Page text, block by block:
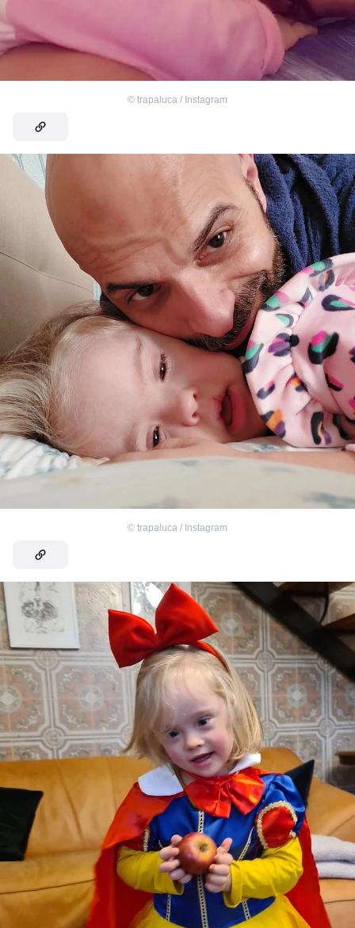
© trapaluca / Instagram
© trapaluca / Instagram